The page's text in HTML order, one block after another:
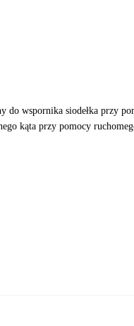
wspornika siodełka przy
kąta przy pomocy